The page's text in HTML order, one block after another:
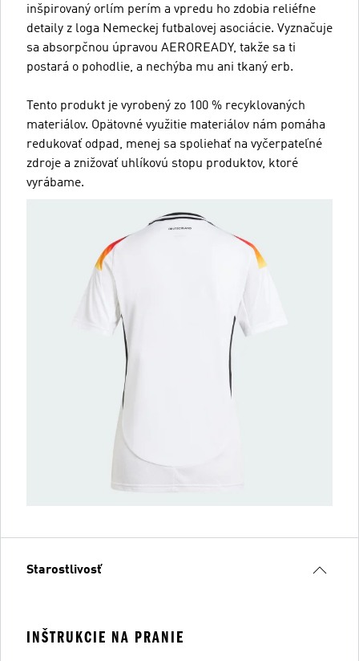
inšpirovaný orlím perím a vpredu ho zdobia reliéfne
detaily z loga Nemeckej futbalovej asociácie. Vyznačuje
sa absorpčnou úpravou AEROREADY, takže sa ti
postará o pohodlie, a nechýba mu ani tkaný erb.
Tento produkt je vyrobený zo 100 % recyklovaných
materiálov. Opätovné využitie materiálov nám pomáha
redukovať odpad, menej sa spoliehať na vyčerpateľné
zdroje a znižovať uhlíkovú stopu produktov, ktoré
vyrábame.
Starostlivosť
INŠTRUKCIE NA PRANIE